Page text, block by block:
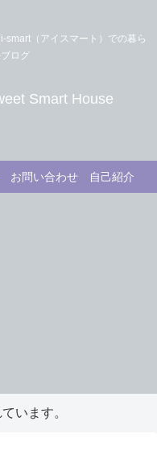
smart（アイスマート）での暮ら
ブログ
Smart House
お問い合わせ 自己紹介
います。